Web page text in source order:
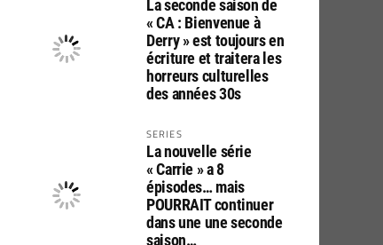
La seconde saison de
« CA : Bienvenue à
Derry » est toujours en
écriture et traitera les
horreurs culturelles
des années 30s
SERIES
La nouvelle série
« Carrie » a 8
épisodes… mais
POURRAIT continuer
dans une une seconde
saison…